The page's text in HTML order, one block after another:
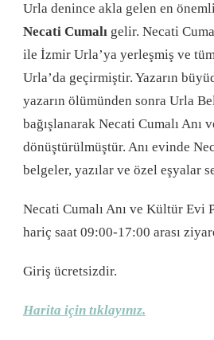
Urla denince akla gelen en
Necati Cumalı gelir. Necati
ile İzmir Urla’ya yerleşmiş ve
Urla’da geçirmiştir. Yazarın
yazarın ölümünden sonra Urla
bağışlanarak Necati Cumalı Anı
dönüştürülmüştür. Anı evinde
belgeler, yazılar ve özel eşyalar
Necati Cumalı Anı ve Kültür Evi
hariç saat 09:00-17:00 arası
Giriş ücretsizdir.
Harita için tıklayınız.